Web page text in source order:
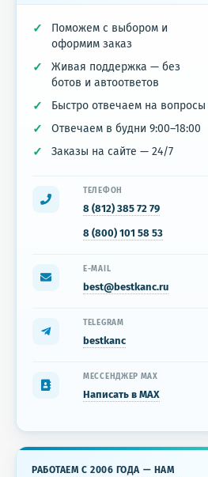
Поможем с выбором и
оформим заказ
Живая поддержка — без
ботов и автоответов
Быстро отвечаем на вопросы
Отвечаем в будни 9:00–18:00
Заказы на сайте — 24/7
ТЕЛЕФОН
8 (812) 385 72 79
8 (800) 101 58 53
E-MAIL
best@bestkanc.ru
TELEGRAM
bestkanc
МЕССЕНДЖЕР MAX
Написать в MAX
РАБОТАЕМ С 2006 ГОДА — НАМ